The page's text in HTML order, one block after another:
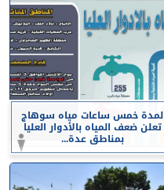
لمدة خمس ساعات مياه سوهاج
تعلن ضعف المياه بالأدوار العليا
بمناطق عدة...